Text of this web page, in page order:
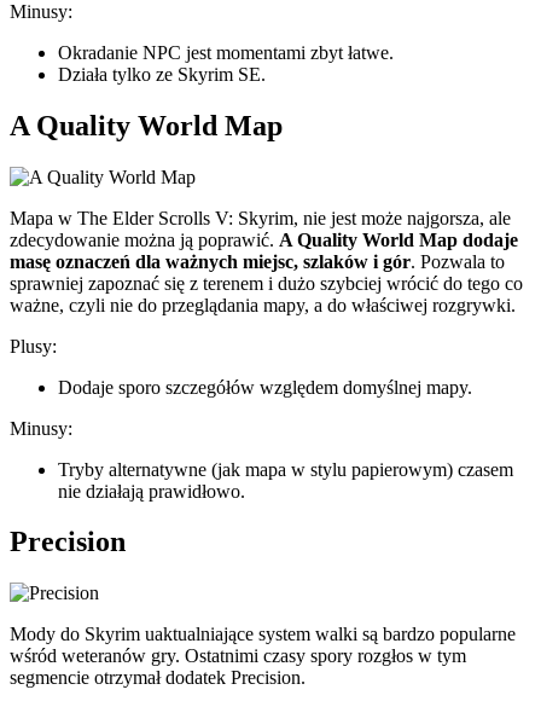
Minusy:
Okradanie NPC jest momentami zbyt łatwe.
Działa tylko ze Skyrim SE.
A Quality World Map
Mapa w The Elder Scrolls V: Skyrim, nie jest może najgorsza, ale
zdecydowanie można ją poprawić. A Quality World Map dodaje
masę oznaczeń dla ważnych miejsc, szlaków i gór. Pozwala to
sprawniej zapoznać się z terenem i dużo szybciej wrócić do tego co
ważne, czyli nie do przeglądania mapy, a do właściwej rozgrywki.
Plusy:
Dodaje sporo szczegółów względem domyślnej mapy.
Minusy:
Tryby alternatywne (jak mapa w stylu papierowym) czasem
nie działają prawidłowo.
Precision
Mody do Skyrim uaktualniające system walki są bardzo popularne
wśród weteranów gry. Ostatnimi czasy spory rozgłos w tym
segmencie otrzymał dodatek Precision.